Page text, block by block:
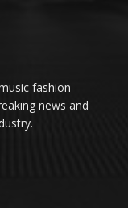
fashion
news and